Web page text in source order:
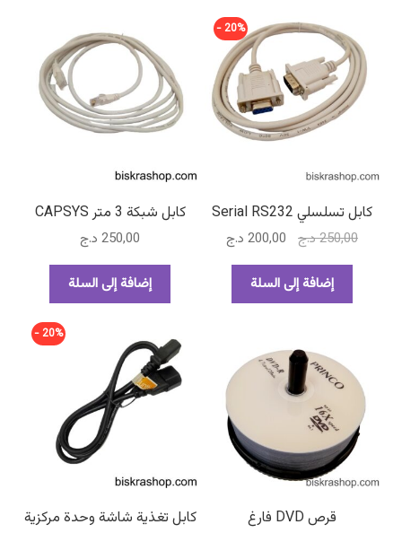
كابل تسلسلي Serial RS232
20% -
250,00د.ج
السعر
الأصلي
هو:
250,00 د.ج.
200,00 د.جالسعر
إضافة إلى السلة
كابل شبكة 3 متر CAPSYS
250,00 د.ج
إضافة إلى السلة
قرص DVD فارغ كابل تغذية شاشة وحدة مركزية
20% -